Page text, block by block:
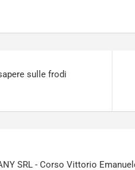
sulle frodi
SRL - Corso Vittorio